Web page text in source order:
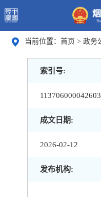
当前位置： 首页 > 政务
索引号:
成文日期:
2026-02-12
发布机构: